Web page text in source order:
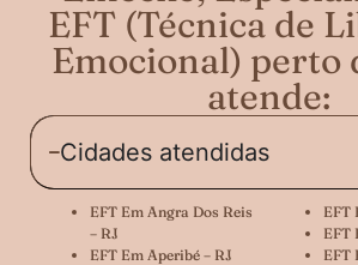
EFT (Técnica de
Emocional) perto
atende:
Cidades atendidas
EFT Em Angra Dos Reis
– RJ
EFT Em Aperibé – RJ
EFT
EFT
EFT